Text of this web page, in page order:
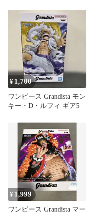
¥ 1,700
ワンピース Grandista モン
キー・D・ルフィ ギア5
¥ 1,999
ワンピース Grandista マー